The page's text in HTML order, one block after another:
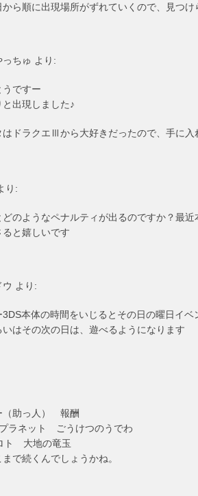
ら順に出現場所がずれていくので、見つ
っちゅ より:
うですー
と出現しました♪
はドラクエⅢから大好きだったので、手に入
り:
どのようなペナルティが出るのですか？最
と嬉しいです
ウ より:
3DS本体の時間をいじるとその日の曜日イ
いはその次の日は、遊べるようになります
っ人） 報酬
ラネット ごうけつのうでわ
ト 大地の竜玉
で続くんでしょうかね。